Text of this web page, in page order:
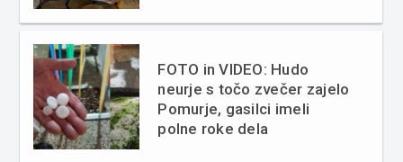
FOTO in VIDEO: Hudo
neurje s točo zvečer zajelo
Pomurje, gasilci imeli
polne roke dela